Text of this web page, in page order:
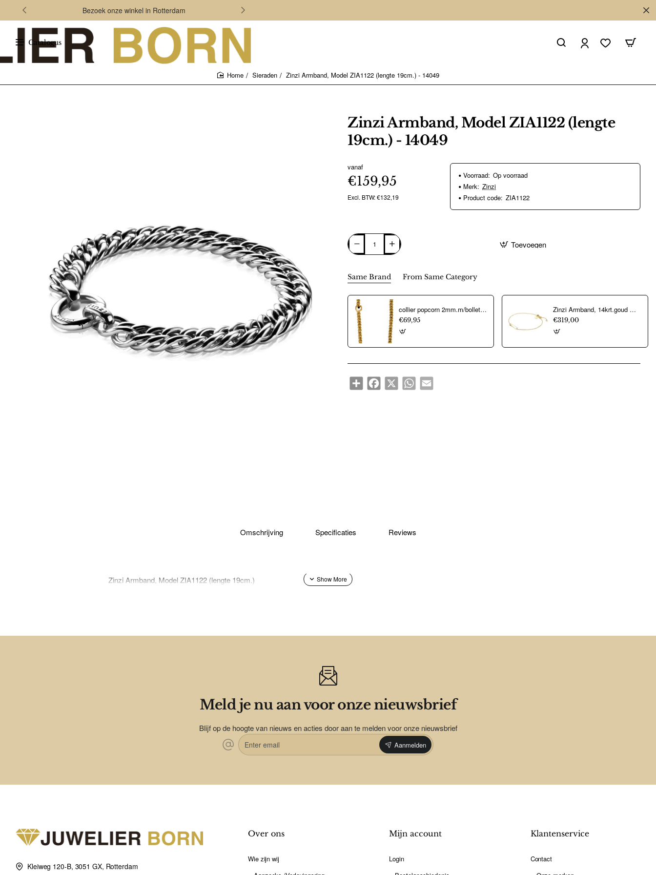
Bezoek onze winkel in Rotterdam
Catalogus
Sieraden Zinzi Armband, Model ZIA1122 (lengte 19cm.) - 14049
Zinzi Armband, Model ZIA1122 (lengte
19cm.) - 14049
vanaf
€159,95
Excl. BTW: €132,19
Voorraad: Op voorraad
Merk: Zinzi
Product code: ZIA1122
Toevoegen
Same Brand From Same Category
collier popcorn 2mm.m/bolletjes verguld - 12915
€69,95
Zinzi Armband, 14krt.goud model ZGA176 Goud (lengte: 17-19cm.) - 16173
€319,00
ShareFacebook
X WhatsAppEmail
Omschrijving Specificaties Reviews
Zinzi Armband, Model ZIA1122 (lengte 19cm.)
Meld je nu aan voor onze nieuwsbrief
Blijf op de hoogte van nieuws en acties door aan te melden voor onze nieuwsbrief
Enter
email
Aanmelden
Kleiweg 120-B, 3051 GX, Rotterdam
Over ons
Wie zijn wij
Mijn account
Login
Klantenservice
Contact